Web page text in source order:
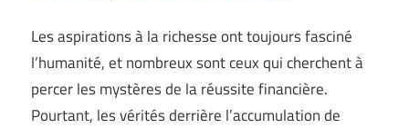
Les aspirations à la richesse ont toujours fasciné
l’humanité, et nombreux sont ceux qui cherchent à
percer les mystères de la réussite financière.
Pourtant, les vérités derrière l’accumulation de